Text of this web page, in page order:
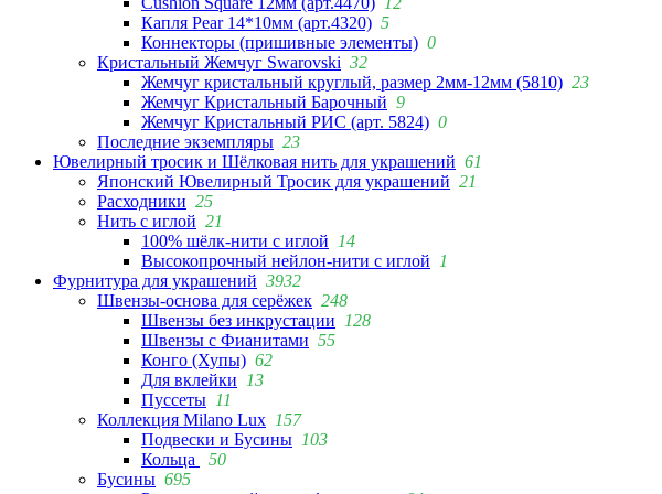
Капля Pear 14*10мм (арт.4320) 5
Коннекторы (пришивные элементы) 0
Кристальный Жемчуг Swarovski 32
Жемчуг кристальный круглый, размер 2мм-12мм (5810) 23
Жемчуг Кристальный Барочный 9
Жемчуг Кристальный РИС (арт. 5824) 0
Последние экземпляры 23
Ювелирный тросик и Шёлковая нить для украшений 61
Японский Ювелирный Тросик для украшений 21
Расходники 25
Нить с иглой 21
100% шёлк-нити с иглой
14
Высокопрочный нейлон-нити с иглой
1
Фурнитура для украшений 3932
Швензы-основа для серёжек 248
Швензы без инкрустации
128
Швензы с Фианитами 55
Конго (Хупы) 62
Для вклейки
13
Пуссеты 11
Коллекция Milano Lux 157
Подвески и Бусины 103
Кольца
50
Бусины 695